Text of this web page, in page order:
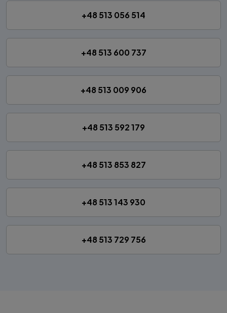
+48 513 056 514
+48 513 600 737
+48 513 009 906
+48 513 592 179
+48 513 853 827
+48 513 143 930
+48 513 729 756